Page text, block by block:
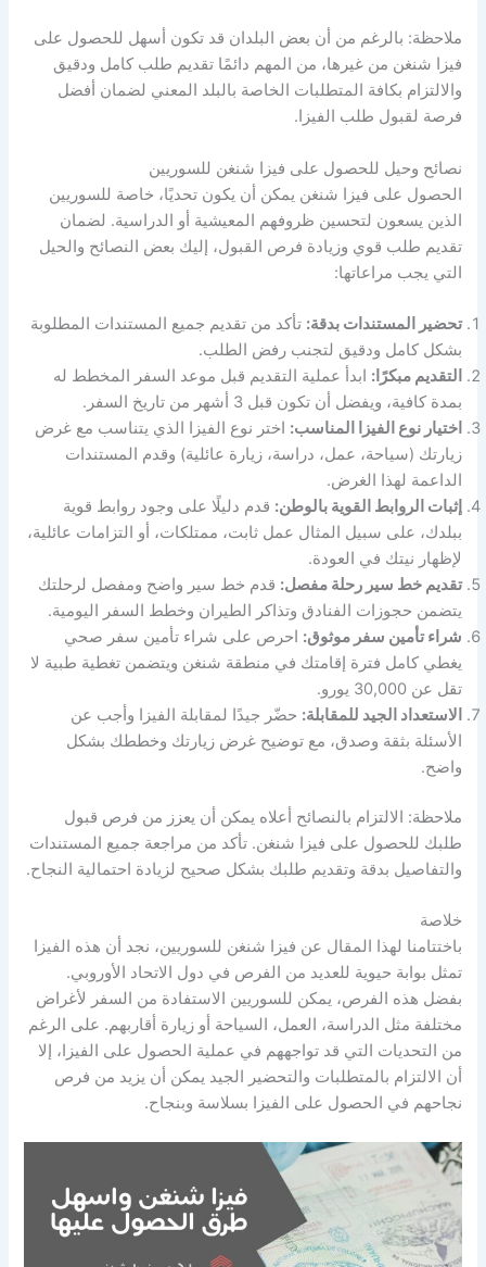
ملاحظة: بالرغم من أن بعض البلدان قد تكون أسهل للحصول على
فيزا شنغن من غيرها، من المهم دائمًا تقديم طلب كامل ودقيق
والالتزام بكافة المتطلبات الخاصة بالبلد المعني لضمان أفضل
فرصة لقبول طلب الفيزا.
نصائح وحيل للحصول على فيزا شنغن للسوريين
الحصول على فيزا شنغن يمكن أن يكون تحديًا، خاصة للسوريين
الذين يسعون لتحسين ظروفهم المعيشية أو الدراسية. لضمان
تقديم طلب قوي وزيادة فرص القبول، إليك بعض النصائح والحيل
التي يجب مراعاتها:
تحضير المستندات بدقة: تأكد من تقديم جميع المستندات المطلوبة
بشكل كامل ودقيق لتجنب رفض الطلب.
التقديم مبكرًا: ابدأ عملية التقديم قبل موعد السفر المخطط له
بمدة كافية، ويفضل أن تكون قبل 3 أشهر من تاريخ السفر.
اختيار نوع الفيزا المناسب: اختر نوع الفيزا الذي يتناسب مع غرض
زيارتك (سياحة، عمل، دراسة، زيارة عائلية) وقدم المستندات
الداعمة لهذا الغرض.
إثبات الروابط القوية بالوطن: قدم دليلًا على وجود روابط قوية
ببلدك، على سبيل المثال عمل ثابت، ممتلكات، أو التزامات عائلية،
لإظهار نيتك في العودة.
تقديم خط سير رحلة مفصل: قدم خط سير واضح ومفصل لرحلتك
يتضمن حجوزات الفنادق وتذاكر الطيران وخطط السفر اليومية.
شراء تأمين سفر موثوق: احرص على شراء تأمين سفر صحي
يغطي كامل فترة إقامتك في منطقة شنغن ويتضمن تغطية طبية لا
تقل عن 30,000 يورو.
الاستعداد الجيد للمقابلة: حضّر جيدًا لمقابلة الفيزا وأجب عن
الأسئلة بثقة وصدق، مع توضيح غرض زيارتك وخططك بشكل
واضح.
ملاحظة: الالتزام بالنصائح أعلاه يمكن أن يعزز من فرص قبول
طلبك للحصول على فيزا شنغن. تأكد من مراجعة جميع المستندات
والتفاصيل بدقة وتقديم طلبك بشكل صحيح لزيادة احتمالية النجاح.
خلاصة
باختتامنا لهذا المقال عن فيزا شنغن للسوريين، نجد أن هذه الفيزا
تمثل بوابة حيوية للعديد من الفرص في دول الاتحاد الأوروبي.
بفضل هذه الفرص، يمكن للسوريين الاستفادة من السفر لأغراض
مختلفة مثل الدراسة، العمل، السياحة أو زيارة أقاربهم. على الرغم
من التحديات التي قد تواجههم في عملية الحصول على الفيزا، إلا
أن الالتزام بالمتطلبات والتحضير الجيد يمكن أن يزيد من فرص
نجاحهم في الحصول على الفيزا بسلاسة وبنجاح.